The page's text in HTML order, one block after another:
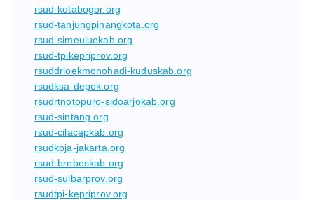
rsud-kotabogor.org
rsud-tanjungpinangkota.org
rsud-simeuluekab.org
rsud-tpikepriprov.org
rsuddrloekmonohadi-kuduskab.org
rsudksa-depok.org
rsudrtnotopuro-sidoarjokab.org
rsud-sintang.org
rsud-cilacapkab.org
rsudkoja-jakarta.org
rsud-brebeskab.org
rsud-sulbarprov.org
rsudtpi-kepriprov.org